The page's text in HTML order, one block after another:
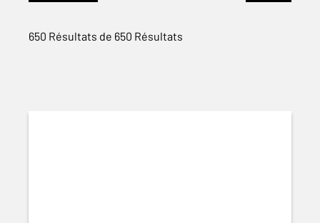
650 Résultats de 650 Résultats